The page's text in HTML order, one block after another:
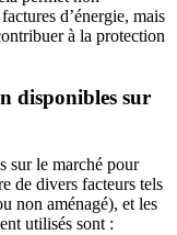
d’énergie, mais
à la protection
disponibles sur
sur le marché pour
de divers facteurs tels
non aménagé), et les
utilisés sont :